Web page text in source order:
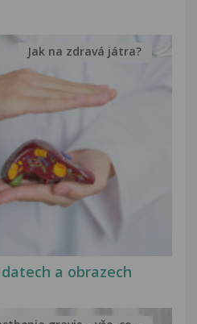
a obrazech
Jak na zdravá játra?